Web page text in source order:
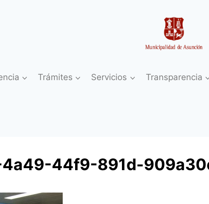
Trámites Servicios Transparencia
44f9-891d-